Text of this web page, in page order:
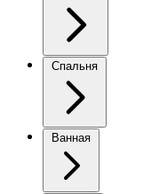
Спальня
Ванная